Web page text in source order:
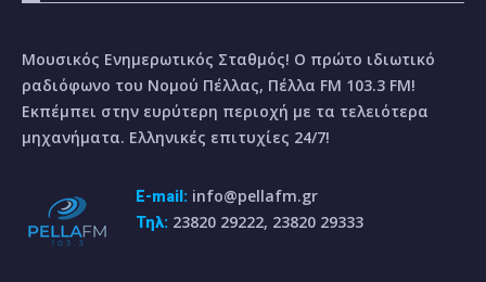
Μουσικός Ενημερωτικός Σταθμός! Ο πρώτο ιδιωτικό
ραδιόφωνο του Νομού Πέλλας, Πέλλα FM 103.3 FM!
Εκπέμπει στην ευρύτερη περιοχή με τα τελειότερα
μηχανήματα. Ελληνικές επιτυχίες 24/7!
E-mail: info@pellafm.gr
Τηλ: 23820 29222, 23820 29333